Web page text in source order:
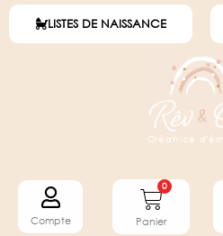
LISTES DE NAISSANCE
Créatrice
Compte
0
Panier